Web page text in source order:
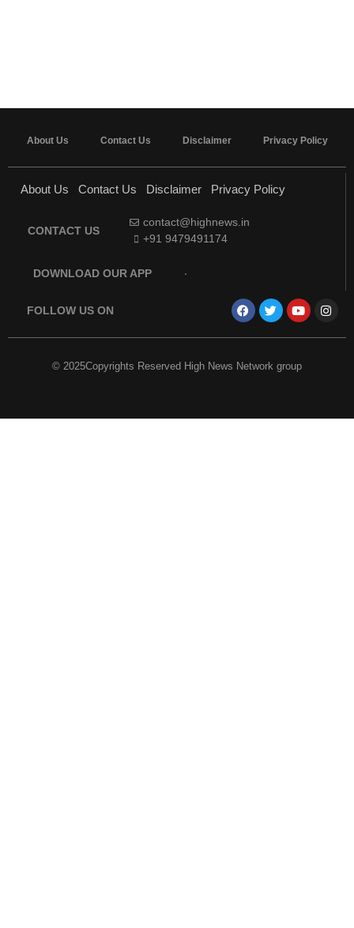
About Us Contact Us Disclaimer Privacy Policy
About Us Contact Us Disclaimer Privacy Policy
CONTACT US
contact@highnews.in
+91 9479491174
DOWNLOAD OUR APP
FOLLOW US ON
© 2025Copyrights Reserved High News Network group